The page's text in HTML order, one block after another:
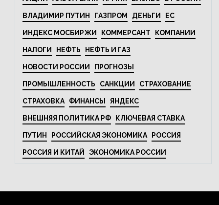
ВЛАДИМИР ПУТИН ГАЗПРОМ ДЕНЬГИ ЕС
ИНДЕКС МОСБИРЖИ КОММЕРСАНТ КОМПАНИИ
НАЛОГИ НЕФТЬ НЕФТЬ И ГАЗ
НОВОСТИ РОССИИ ПРОГНОЗЫ
ПРОМЫШЛЕННОСТЬ САНКЦИИ СТРАХОВАНИЕ
СТРАХОВКА ФИНАНСЫ ЯНДЕКС
ВНЕШНЯЯ ПОЛИТИКА РФ КЛЮЧЕВАЯ СТАВКА
ПУТИН РОССИЙСКАЯ ЭКОНОМИКА РОССИЯ
РОССИЯ И КИТАЙ ЭКОНОМИКА РОССИИ